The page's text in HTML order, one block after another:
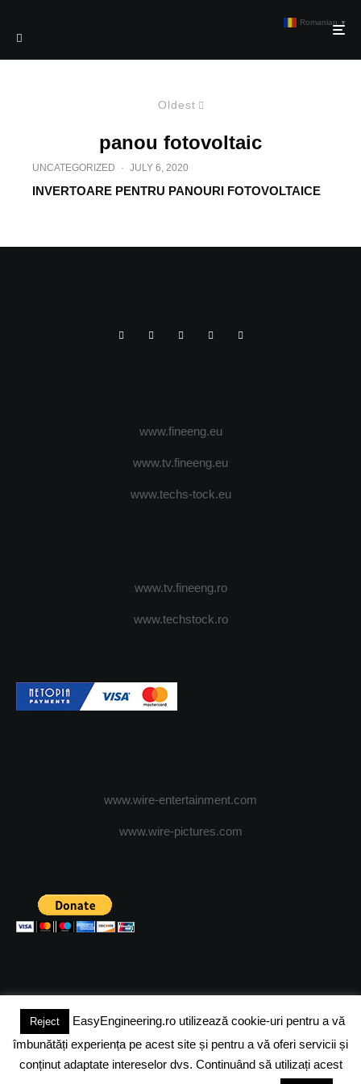
Oldest
panou fotovoltaic
UNCATEGORIZED · JULY 6, 2020
INVERTOARE PENTRU PANOURI FOTOVOLTAICE
www.fineeng.eu
www.tv.fineeng.eu
www.techs-tock.eu
www.tv.fineeng.ro
www.techstock.ro
www.wire-entertainment.com
www.wire-pictures.com
(c) 2024 - FineEngineeringMagazine. All rights reserved.
DESPRE NOI ADVERTISING JOBS DESPRE COOKIES
Reject
EasyEngineering.ro utilizează cookie-uri pentru a vă
îmbunătăți experiența pe acest site și pentru a vă oferi servicii și
conținut adaptate intereselor dvs. Continuând să utilizați acest
Romanian ▼